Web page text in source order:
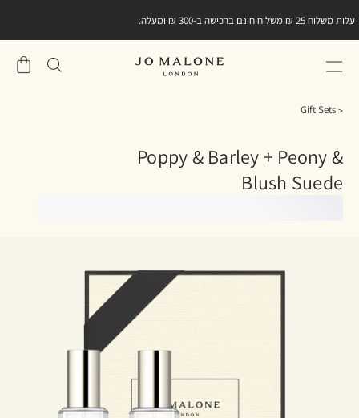
עלות משלוח 25 ₪ משלוח חינם ברכישה ב-300 ₪ ומעלה.
שֶׁלִי
Gift Sets
Poppy & Barley + Peony &
Blush Suede